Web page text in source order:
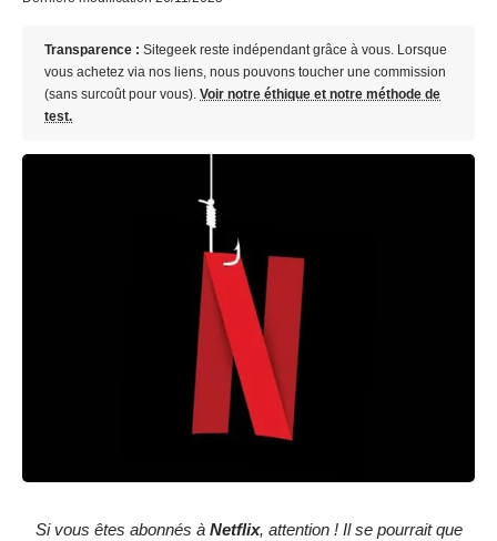
Transparence : Sitegeek reste indépendant grâce à vous. Lorsque
vous achetez via nos liens, nous pouvons toucher une commission
(sans surcoût pour vous). Voir notre éthique et notre méthode de
test.
Si vous êtes abonnés à Netflix, attention ! Il se pourrait que